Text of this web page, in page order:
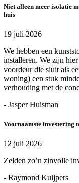
Niet alleen meer isolatie
huis
19 juli 2026
We hebben een
installeren. We zijn
voordeur die sluit als
woning) een stuk
verhouding met de
- Jasper Huisman
Voornaamste investering
12 juli 2026
Zelden zo’n zinvolle
- Raymond Kuijpers